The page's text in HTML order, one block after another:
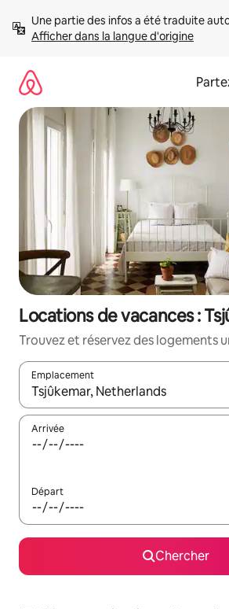
directement
Afficher dans la langue d'origine
Locations de vacances :
Trouvez et réservez des logements
Emplacement
Quand les résultats sont affichés,
Arrivée
Départ
Chercher